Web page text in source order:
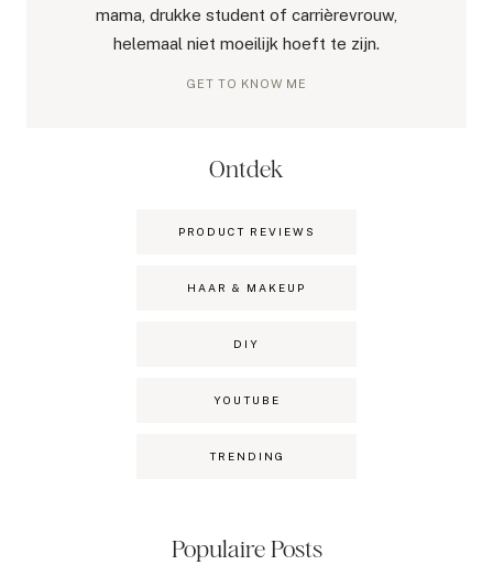
mama, drukke student of carrièrevrouw,
helemaal niet moeilijk hoeft te zijn.
GET TO KNOW ME
Ontdek
PRODUCT REVIEWS
HAAR & MAKEUP
DIY
YOUTUBE
TRENDING
Populaire Posts